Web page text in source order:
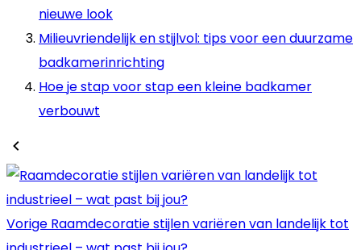
nieuwe look
Milieuvriendelijk en stijlvol: tips voor een duurzame
badkamerinrichting
Hoe je stap voor stap een kleine badkamer
verbouwt
Vorige Raamdecoratie stijlen variëren van landelijk tot